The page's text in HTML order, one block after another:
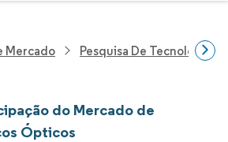
Mercado Pesquisa De Tecnologia,
do Mercado de
Ópticos